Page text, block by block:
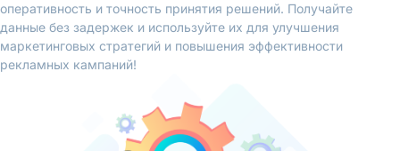
оперативность и точность принятия решений. Получайте
данные без задержек и используйте их для улучшения
маркетинговых стратегий и повышения эффективности
рекламных кампаний!